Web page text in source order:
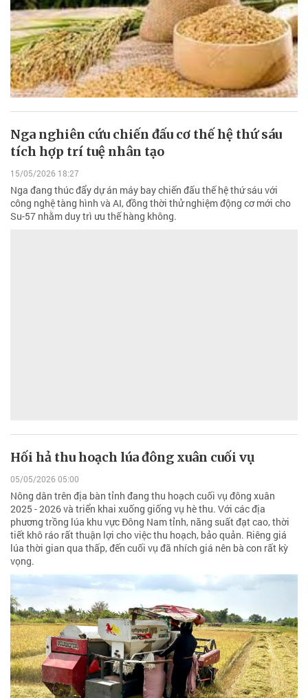
Nga nghiên cứu chiến đấu cơ thế hệ thứ sáu
tích hợp trí tuệ nhân tạo
15/05/2026 18:27
Nga đang thúc đẩy dự án máy bay chiến đấu thế hệ thứ sáu với
công nghệ tàng hình và AI, đồng thời thử nghiệm động cơ mới cho
Su-57 nhằm duy trì ưu thế hàng không.
Hối hả thu hoạch lúa đông xuân cuối vụ
05/05/2026 05:00
Nông dân trên địa bàn tỉnh đang thu hoạch cuối vụ đông xuân
2025 - 2026 và triển khai xuống giống vụ hè thu. Với các địa
phương trồng lúa khu vực Đông Nam tỉnh, năng suất đạt cao, thời
tiết khô ráo rất thuận lợi cho việc thu hoạch, bảo quản. Riêng giá
lúa thời gian qua thấp, đến cuối vụ đã nhích giá nên bà con rất kỳ
vọng.